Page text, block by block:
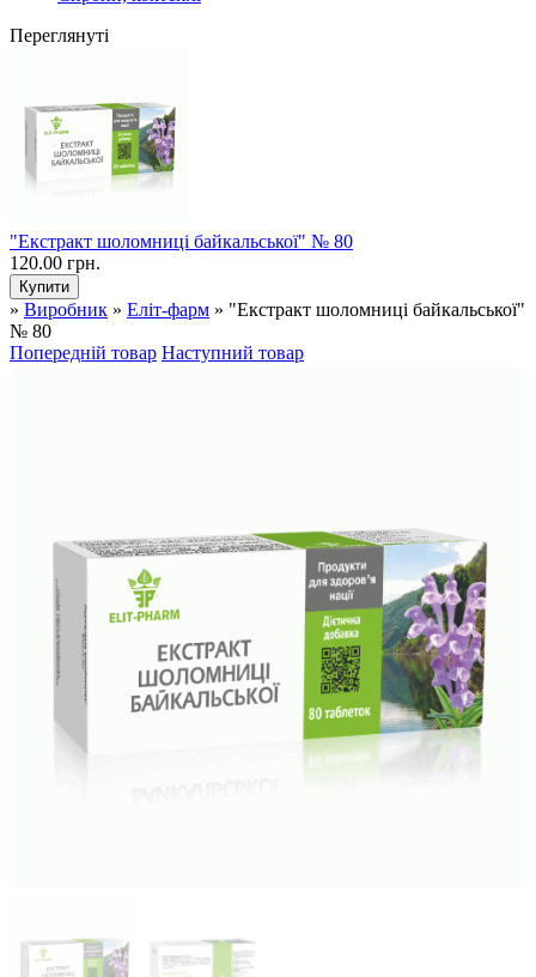
Переглянуті
"Екстракт шоломниці байкальської" № 80
120.00 грн.
» Виробник » Еліт-фарм » "Екстракт шоломниці байкальської"
№ 80
Попередній товар Наступний товар